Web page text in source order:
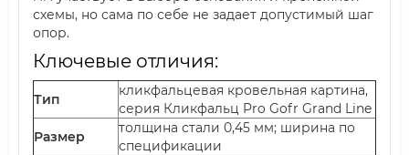
схемы, но сама по себе не задает допустимый шаг
опор.
Ключевые отличия:
Тип
кликфальцевая кровельная картина,
серия Кликфальц Pro Gofr Grand Line
Размер
толщина стали 0,45 мм; ширина по
спецификации